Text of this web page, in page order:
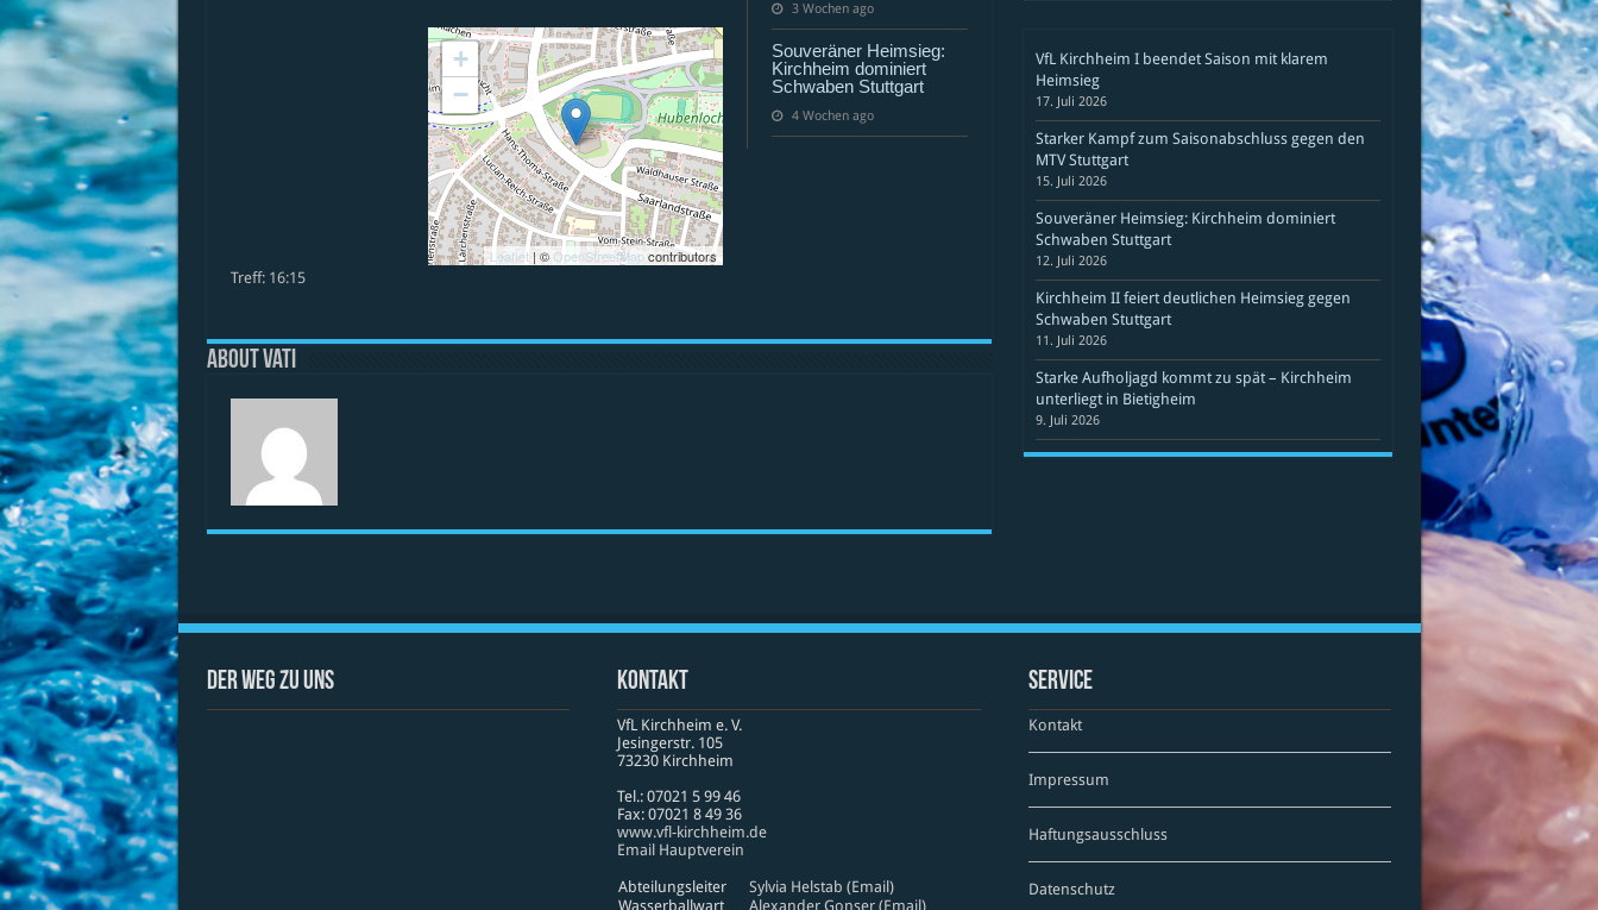
3 Wochen ago
Souveräner Heimsieg:
Kirchheim dominiert
Schwaben Stuttgart
4 Wochen ago
+
−
Leaflet| ©OpenStreetMapcontributors
Treff: 16:15
About vati
VfL Kirchheim I beendet Saison mit klarem
Heimsieg
17. Juli 2026
Starker Kampf zum Saisonabschluss gegen den
MTV Stuttgart
15. Juli 2026
Souveräner Heimsieg: Kirchheim dominiert
Schwaben Stuttgart
12. Juli 2026
Kirchheim II feiert deutlichen Heimsieg gegen
Schwaben Stuttgart
11. Juli 2026
Starke Aufholjagd kommt zu spät – Kirchheim
unterliegt in Bietigheim
9. Juli 2026
Der Weg zu uns Kontakt
VfL Kirchheim e. V.
Jesinger­str. 105
73230 Kirch­heim
Tel.: 07021 5 99 46
Fax: 07021 8 49 36
www​.vfl​-kirch​heim​.de
Email Hauptverein
Abteilungsleiter
Sylvia Helstab (Email)
Wasserballwart
Alexander Gonser (Email)
Service
Kontakt
Impressum
Haftungsausschluss
Datenschutz